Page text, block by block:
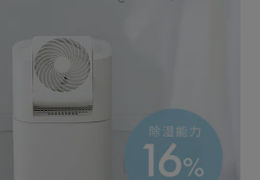
転停止
内で異常な温度を感知すると、自動で
や振動を感知すると、自動で運転を停